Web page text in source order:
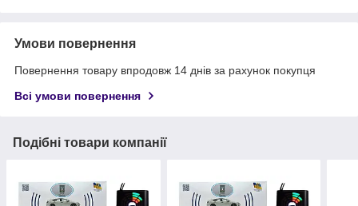
Умови повернення
Повернення товару впродовж 14 днів за рахунок покупця
Всі умови повернення
Подібні товари компанії